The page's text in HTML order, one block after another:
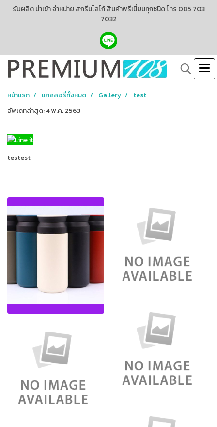
รับผลิต นำเข้า จำหน่าย สกรีนโลโก้ สินค้าพรีเมี่ยมทุกชนิด โทร 085 703
7032
หน้าแรก แกลลอรี่ทั้งหมด Gallery
test
อัพเดทล่าสุด: 4 พ.ค. 2563
testest